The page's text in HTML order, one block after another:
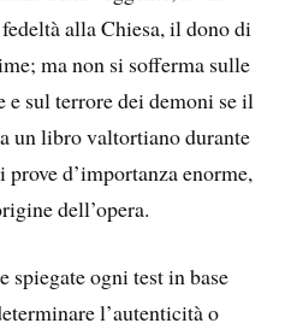
alla Chiesa, il dono di
ma non si sofferma sulle
sul terrore dei demoni se il
un libro valtortiano durante
d’importanza enorme,
dell’opera.
spiegate ogni test in base
l’autenticità o